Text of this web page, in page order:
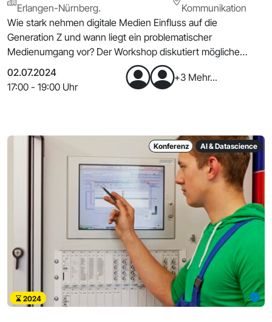
Erlangen-Nürnberg.
Kommunikation
Wie stark nehmen digitale Medien Einfluss auf die
Generation Z und wann liegt ein problematischer
Medienumgang vor? Der Workshop diskutiert mögliche
praxisrelev
02.07.2024
17:00 - 19:00 Uhr
+3 Mehr...
Konferenz AI & Datascience
2024